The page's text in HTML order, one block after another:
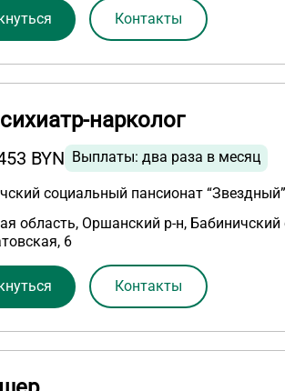
Контакты
нарколог
BYN Выплаты: два раза в месяц
социальный пансионат “Звездный”
область, Оршанский р-н, Бабиничский
6
Контакты